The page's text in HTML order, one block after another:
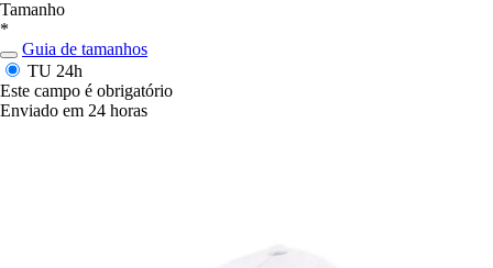
Tamanho
*
Guia de tamanhos
TU 24h
Este campo é obrigatório
Enviado em 24 horas